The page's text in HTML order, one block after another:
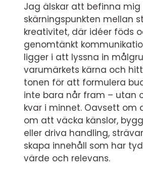
Jag älskar att befinna mig
skärningspunkten mellan
kreativitet, där idéer föds
genomtänkt
ligger i att lyssna in
varumärkets kärna och
tonen för att formulera
inte bara når fram – utan
kvar i minnet. Oavsett om
om att väcka känslor,
eller driva handling,
skapa innehåll som har
värde och relevans.